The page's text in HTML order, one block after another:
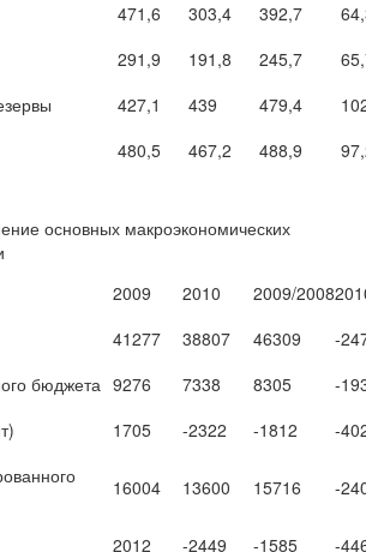
471,6 303,4 392,7
291,9 191,8 245,7
427,1 439 479,4
480,5 467,2 488,9
основных макроэкономических
2009 2010 2009/2008
41277 38807 46309
-
бюджета 9276 7338 8305
-
1705 -2322 -1812
-
16004 13600 15716 -
2012 -2449 -1585
-